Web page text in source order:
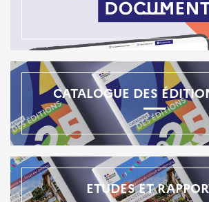
CATALOGUE DES
ETUDES ET